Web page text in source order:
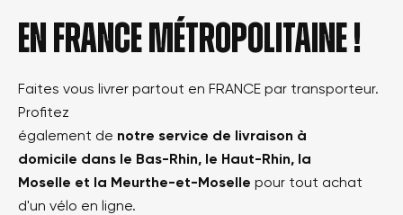
en france métropolitaine !
Faites vous livrer partout en FRANCE par transporteur.
Profitez
également de notre service de livraison à
domicile dans le Bas-Rhin, le Haut-Rhin, la
Moselle et la Meurthe-et-Moselle pour tout achat
d'un vélo en ligne.